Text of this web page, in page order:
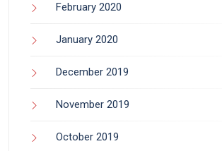
February 2020
January 2020
December 2019
November 2019
October 2019